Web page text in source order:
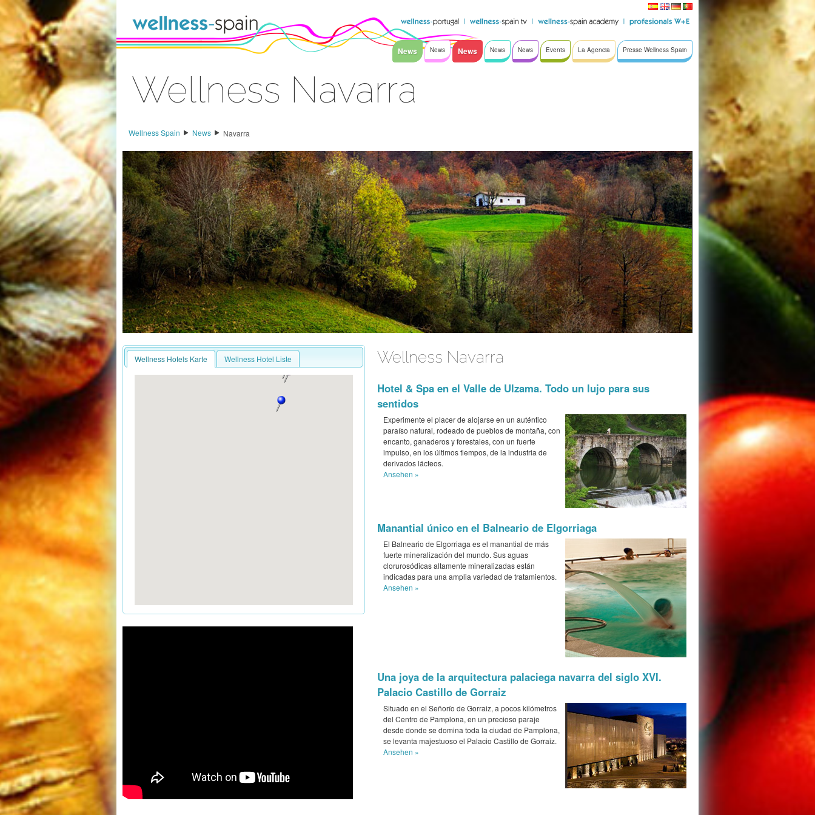
News News News News News Events La Agencia Presse Wellness Spain
Wellness Navarra
Wellness Spain
News Navarra
Wellness Hotels Karte Wellness Hotel Liste Wellness Navarra
Hotel & Spa en el Valle de Ulzama. Todo un lujo para sus
sentidos
Experimente el placer de alojarse en un auténtico
paraíso natural, rodeado de pueblos de montaña, con
encanto, ganaderos y forestales, con un fuerte
impulso, en los últimos tiempos, de la industria de
derivados lácteos.
Ansehen »
Manantial único en el Balneario de Elgorriaga
El Balneario de Elgorriaga es el manantial de más
fuerte mineralización del mundo. Sus aguas
clorurosódicas altamente mineralizadas están
indicadas para una amplia variedad de tratamientos.
Ansehen »
Una joya de la arquitectura palaciega navarra del siglo XVI.
Palacio Castillo de Gorraiz
Situado en el Señorío de Gorraiz, a pocos kilómetros
del Centro de Pamplona, en un precioso paraje
desde donde se domina toda la ciudad de Pamplona,
se levanta majestuoso el Palacio Castillo de Gorraiz.
Ansehen »